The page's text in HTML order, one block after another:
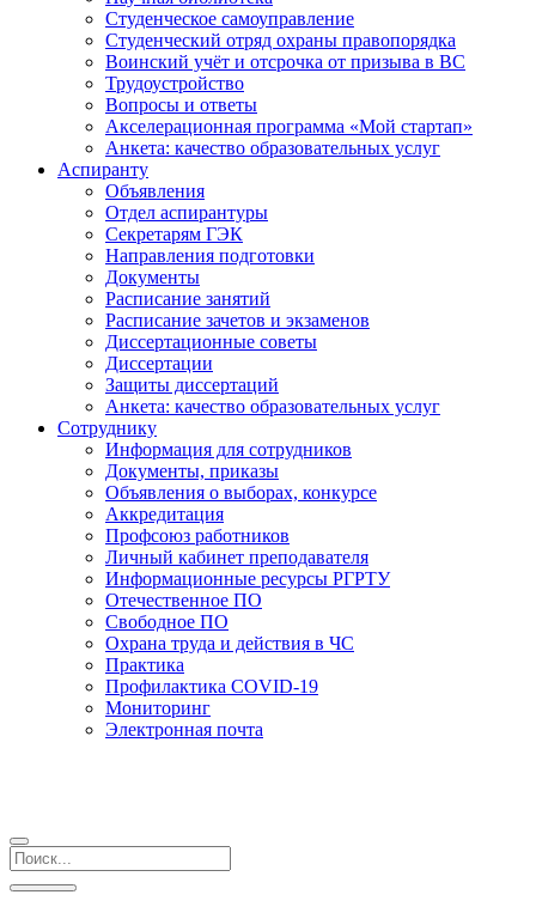
Студенческое самоуправление
Студенческий отряд охраны правопорядка
Воинский учёт и отсрочка от призыва в ВС
Трудоустройство
Вопросы и ответы
Акселерационная программа «Мой стартап»
Анкета: качество образовательных услуг
Аспиранту
Объявления
Отдел аспирантуры
Секретарям ГЭК
Направления подготовки
Документы
Расписание занятий
Расписание зачетов и экзаменов
Диссертационные советы
Диссертации
Защиты диссертаций
Анкета: качество образовательных услуг
Сотруднику
Информация для сотрудников
Документы, приказы
Объявления о выборах, конкурсе
Аккредитация
Профсоюз работников
Личный кабинет преподавателя
Информационные ресурсы РГРТУ
Отечественное ПО
Свободное ПО
Охрана труда и действия в ЧС
Практика
Профилактика COVID-19
Мониторинг
Электронная почта